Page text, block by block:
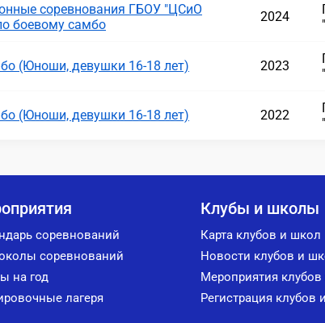
соревнования ГБОУ "ЦСиО
боевому самбо
2024
(Юноши, девушки 16-18 лет) 2023
(Юноши, девушки 16-18 лет) 2022
соревнований
соревнований
на год
лагеря
Клубы и школы
Карта клубов и школ
Новости клубов и
Мероприятия
Регистрация клубов